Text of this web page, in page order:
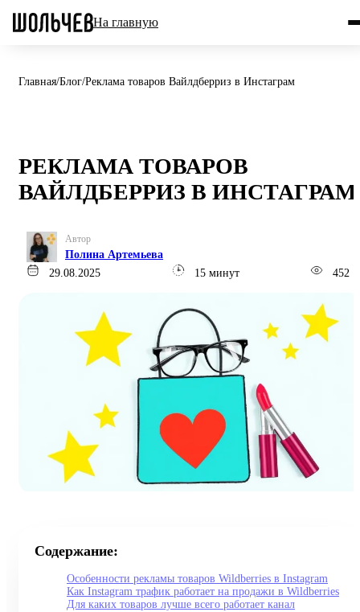
На главную
Главная/Блог/Реклама товаров Вайлдберриз в Инстаграм
РЕКЛАМА ТОВАРОВ
ВАЙЛДБЕРРИЗ В ИНСТАГРАМ
Автор
Полина Артемьева
29.08.2025
15 минут 452
Содержание:
Особенности рекламы товаров Wildberries в Instagram
Как Instagram трафик работает на продажи в Wildberries
Для каких товаров лучше всего работает канал